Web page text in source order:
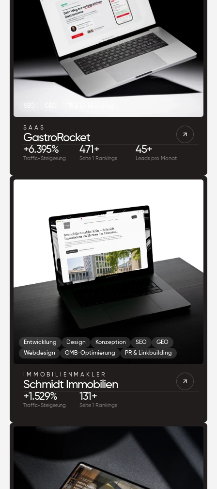
SAAS
GastroRocket
+6.395%
Traffic-Steigerung
471+
Seite 1 Rankings
45+
Leads pro Monat
Entwicklung Design Konzeption SEO
GEO
Webdesign
GMB-Optimierung PR & Linkbuilding
IMMOBILIENMAKLER
Schmidt Immobilien
+1.529%
Traffic-Steigerung
131+
Seite 1 Rankings